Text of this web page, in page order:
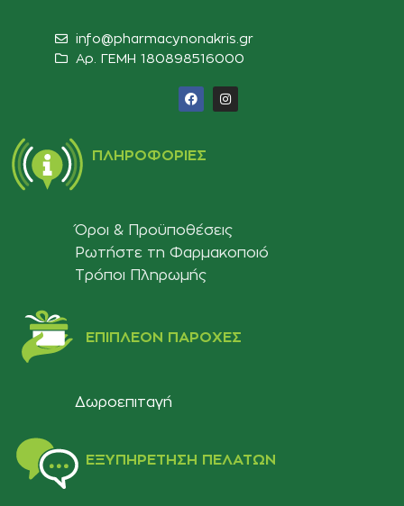
info@pharmacynonakris.gr
Αρ. ΓΕΜΗ 180898516000‬
ΠΛΗΡΟΦΟΡΊΕΣ
Όροι & Προϋποθέσεις
Ρωτήστε τη Φαρμακοποιό
Τρόποι Πληρωμής
ΕΠΙΠΛΈΟΝ ΠΑΡΟΧΈΣ
Δωροεπιταγή
ΕΞΥΠΗΡΈΤΗΣΗ ΠΕΛΑΤΏΝ